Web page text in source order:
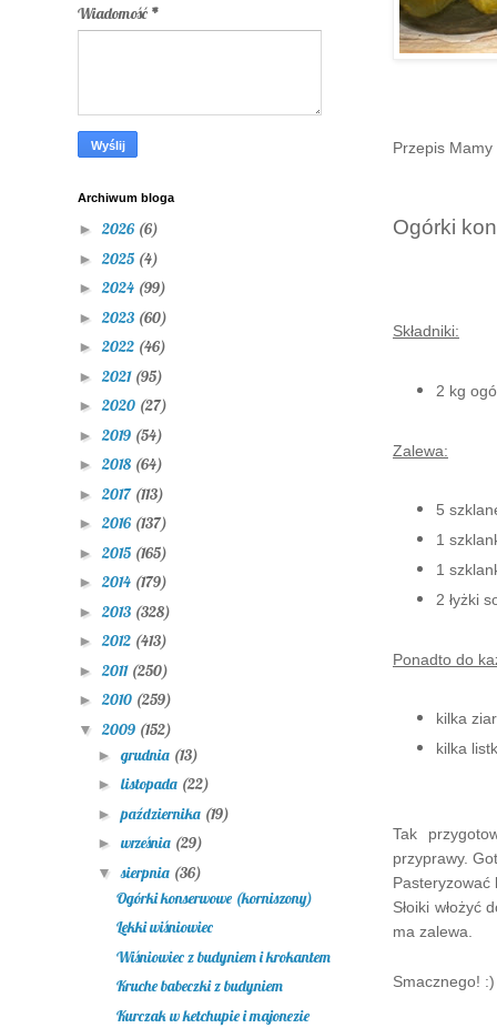
Przepis Mamy
Ogórki
Składniki:
2 kg
Zalewa:
5
1
1
2 łyżki
Ponadto do
kilka
kilka
Tak
przyprawy.
Pasteryzować
Słoiki
ma zalewa.
Smacznego! :)
Wiadomość *
Archiwum bloga
►2026 (6)
► 2025 (4)
►2024 (99)
► 2023 (60)
►2022 (46)
► 2021 (95)
►2020 (27)
► 2019 (54)
►2018 (64)
► 2017 (113)
►2016 (137)
► 2015 (165)
►2014 (179)
► 2013 (328)
►2012 (413)
► 2011 (250)
►2010 (259)
▼ 2009 (152)
►grudnia (13)
► listopada (22)
►października (19)
► września (29)
▼sierpnia (36)
Ogórki konserwowe (korniszony)
Lekki wiśniowiec
Wiśniowiec z budyniem i krokantem
Kruche babeczki z budyniem
Kurczak w ketchupie i majonezie